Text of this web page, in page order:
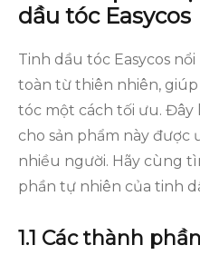
dầu tóc Easycos
Tinh dầu tóc Easycos
toàn từ thiên nhiên,
tóc một cách tối ưu. Đây
cho sản phẩm này được
nhiều người. Hãy cùng
phần tự nhiên của tinh
1.1 Các thành